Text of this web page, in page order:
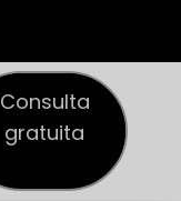
Consulta
gratuita